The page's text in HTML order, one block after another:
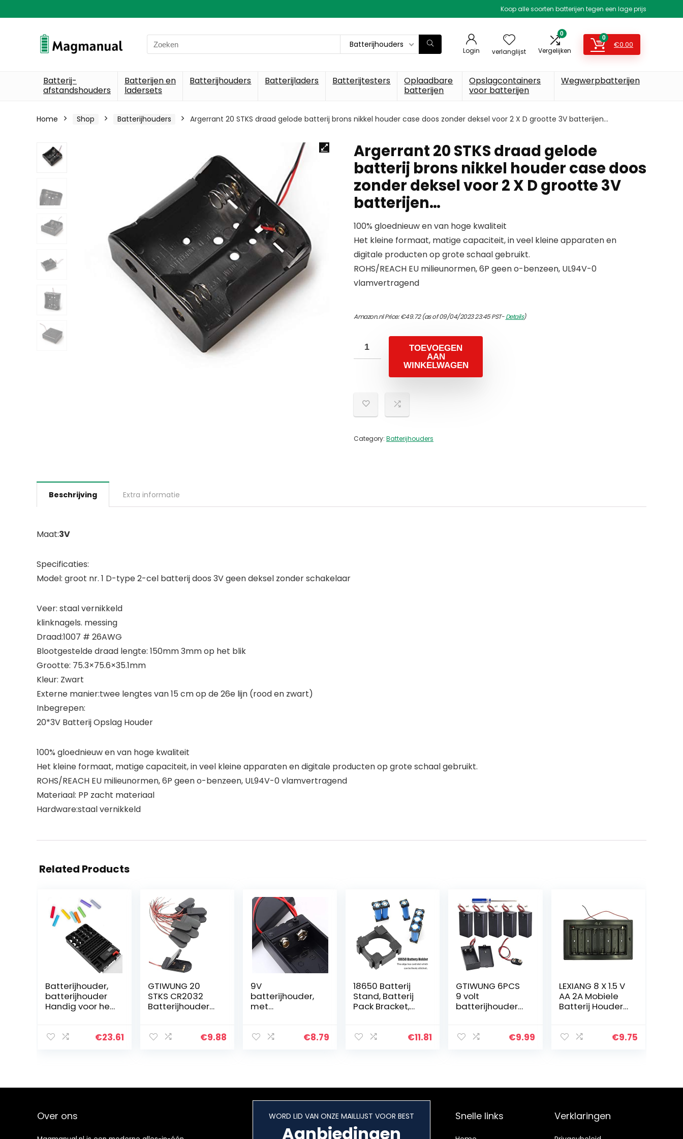
Koop alle soorten batterijen tegen een lage prijs
Search
for:
Batterijhouders
Login verlanglijst
0
Vergelijken
0
€0.00
Batterij-
afstandshouders
Batterijen en
ladersets
Batterijhouders Batterijladers Batterijtesters
Oplaadbare
batterijen
Opslagcontainers
voor batterijen
Wegwerpbatterijen
Home Shop Batterijhouders Argerrant 20 STKS draad gelode batterij brons nikkel houder case doos zonder deksel voor 2 X D grootte 3V batterijen…
Argerrant 20 STKS draad gelode
batterij brons nikkel houder case doos
zonder deksel voor 2 X D grootte 3V
batterijen…
100% gloednieuw en van hoge kwaliteit
Het kleine formaat, matige capaciteit, in veel kleine apparaten en
digitale producten op grote schaal gebruikt.
ROHS/REACH EU milieunormen, 6P geen o-benzeen, UL94V-0
vlamvertragend
Amazon.nl Price:€49.72(as of 09/04/2023 23:45 PST-Details)
TOEVOEGEN
AAN
WINKELWAGEN
Category: Batterijhouders
Beschrijving Extra informatie
Maat:3V
Specificaties:
Model: groot nr. 1 D-type 2-cel batterij doos 3V geen deksel zonder schakelaar
Veer: staal vernikkeld
klinknagels. messing
Draad:1007 # 26AWG
Blootgestelde draad lengte: 150mm 3mm op het blik
Grootte: 75.3×75.6×35.1mm
Kleur: Zwart
Externe manier:twee lengtes van 15 cm op de 26e lijn (rood en zwart)
Inbegrepen:
20*3V Batterij Opslag Houder
100% gloednieuw en van hoge kwaliteit
Het kleine formaat, matige capaciteit, in veel kleine apparaten en digitale producten op grote schaal gebruikt.
ROHS/REACH EU milieunormen, 6P geen o-benzeen, UL94V-0 vlamvertragend
Materiaal: PP zacht materiaal
Hardware:staal vernikkeld
Related Products
Batterijhouder,
batterijhouder
Handig voor het
€23.61
GTIWUNG 20
STKS CR2032
Batterijhouder
Houder Case€9.88
9V
batterijhouder,
met
ar gemaakt van
€8.79
18650 Batterij
Stand, Batterij
Pack Bracket,
18650 Batterij€11.81
GTIWUNG 6PCS
9 volt
batterijhouder
batterijhouder
€9.99
LEXIANG 8 X 1.5 V
AA 2A Mobiele
Batterij Houder
8×1.5 8xAA 12 V
€9.75
Over ons WORD LID VAN ONZE MAILLIJST VOOR BEST
Aanbiedingen
Snelle links Verklaringen